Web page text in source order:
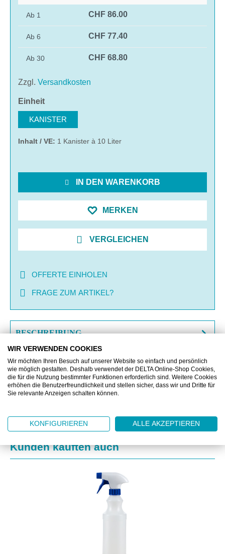
Ab 1 CHF 86.00
Ab 6 CHF 77.40
Ab 30 CHF 68.80
Zzgl. Versandkosten
Einheitauswählen
KANISTER
Inhalt / VE: 1 Kanister à 10 Liter
IN DEN WARENKORB
MERKEN
VERGLEICHEN
OFFERTE EINHOLEN
FRAGE ZUM ARTIKEL?
BESCHREIBUNG
ZUSATZINFORMATIONEN
DOWNLOAD
Produktgalerie überspringen
Kunden kauften auch
WIR VERWENDEN COOKIES
Wir möchten Ihren Besuch auf unserer Website so einfach und persönlich
wie möglich gestalten. Deshalb verwendet der DELTA Online-Shop Cookies,
die für die Nutzung bestimmter Funktionen erforderlich sind. Weitere Cookies
erhöhen die Benutzerfreundlichkeit und stellen sicher, dass wir und Dritte für
Sie relevante Anzeigen schalten können.
KONFIGURIEREN ALLE AKZEPTIEREN